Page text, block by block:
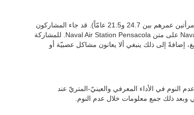
(وهم 13 رجلاً و امرأتين عمرهم بين 24.7 و21.5 عامّاً). قد جاء المشاركون
من برنامج (Naval Aviation Preflight Indoctrination (API على متن Naval Air Station Pensacola. للمشاركة
إضافةً إلى ذلك ينبغي ألا يعانون مشاكل عصبيّة أو
النوم في الأداء المعرفي والعينيّ-المتريّ عند
وبعد ذلك جمع معلومات خلال عدم النوم.